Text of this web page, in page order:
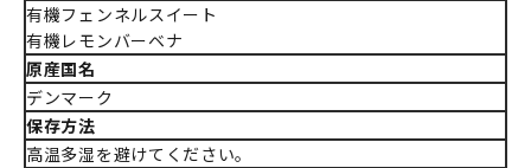
有機フェンネルスイート
有機レモンバーベナ
原産国名
デンマーク
保存方法
高温多湿を避けてください。